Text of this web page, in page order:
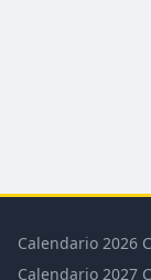
Calendario 2026
Calendario 2027